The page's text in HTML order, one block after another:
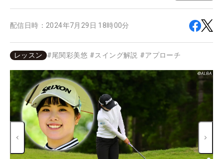
配信日時： 2024年7月29日 18時00分
レッスン #尾関彩美悠 #スイング解説 #アプローチ